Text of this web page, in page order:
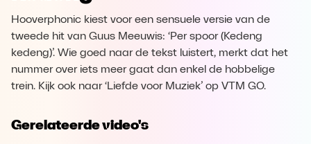
Hooverphonic kiest voor een sensuele versie van de
tweede hit van Guus Meeuwis: ‘Per spoor (Kedeng
kedeng)’. Wie goed naar de tekst luistert, merkt dat het
nummer over iets meer gaat dan enkel de hobbelige
trein. Kijk ook naar ‘Liefde voor Muziek’ op VTM GO.
Gerelateerde video's